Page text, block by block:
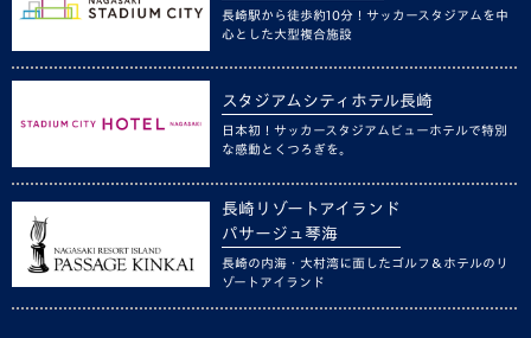
長崎駅から徒歩約10分！サッカースタジアムを中
心とした大型複合施設
スタジアムシティホテル長崎
日本初！サッカースタジアムビューホテルで特別
な感動とくつろぎを。
長崎リゾートアイランド
パサージュ琴海
長崎の内海・大村湾に面したゴルフ＆ホテルのリ
ゾートアイランド